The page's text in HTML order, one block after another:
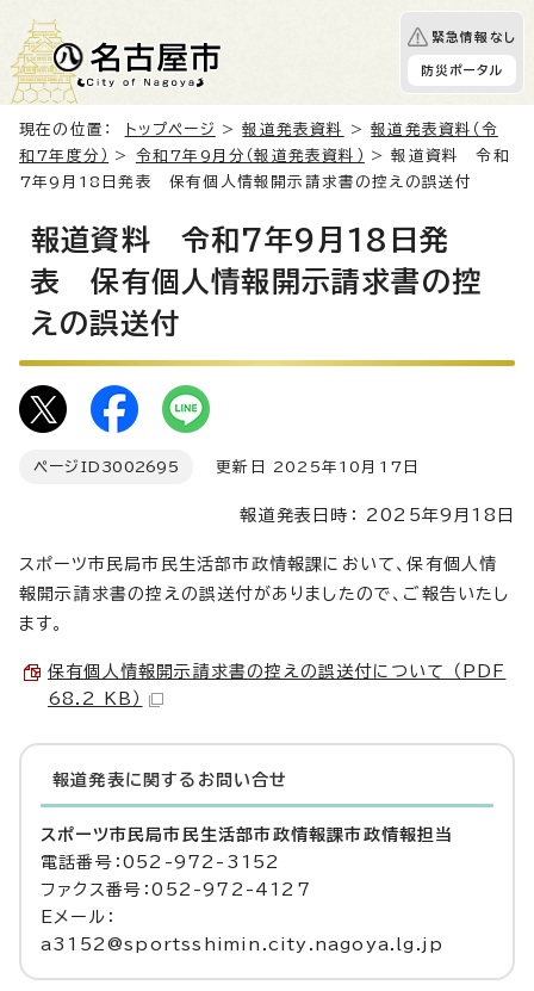
緊急情報なし
防災ポータル
現在の位置： トップページ >報道発表資料 >報道発表資料（令
和7年度分）
> 令和7年9月分（報道発表資料）
> 報道資料 令和
7年9月18日発表 保有個人情報開示請求書の控えの誤送付
報道資料 令和7年9月18日発
表 保有個人情報開示請求書の控
えの誤送付
ページID 3002695 更新日 2025年10月17日
報道発表日時： 2025年9月18日
スポーツ市民局市民生活部市政情報課において、保有個人情
報開示請求書の控えの誤送付がありましたので、ご報告いたし
ます。
保有個人情報開示請求書の控えの誤送付について （PDF
68.2 KB）
報道発表に関するお問い合せ
スポーツ市民局市民生活部市政情報課市政情報担当
電話番号：052-972-3152
ファクス番号：052-972-4127
Eメール：
a3152@sportsshimin.city.nagoya.lg.jp